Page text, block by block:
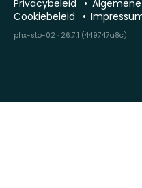
Privacybeleid
Cookiebeleid
phx-sto-02 · 26.7.1 (449747a8c)